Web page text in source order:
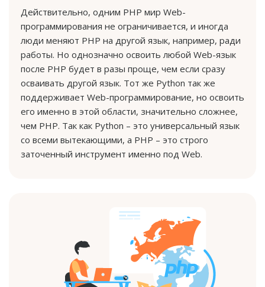
Действительно, одним PHP мир Web-
программирования не ограничивается, и иногда
люди меняют PHP на другой язык, например, ради
работы. Но однозначно освоить любой Web-язык
после PHP будет в разы проще, чем если сразу
осваивать другой язык. Тот же Python так же
поддерживает Web-программирование, но освоить
его именно в этой области, значительно сложнее,
чем PHP. Так как Python – это универсальный язык
со всеми вытекающими, а PHP – это строго
заточенный инструмент именно под Web.